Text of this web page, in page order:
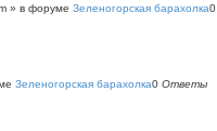
» в форуме Зеленогорская барахолка
Зеленогорская барахолка0 Ответы